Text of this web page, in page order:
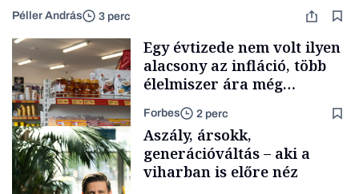
Péller András 3 perc
Egy évtizede nem volt ilyen
alacsony az infláció, több
élelmiszer ára még
rohamosan csökken is
Forbes 2 perc
Aszály, ársokk,
generációváltás – aki a
viharban is előre néz